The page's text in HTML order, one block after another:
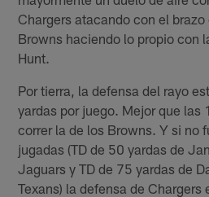
Chargers atacando con el brazo
Browns haciendo lo propio con
Hunt.
Por tierra, la defensa del rayo
yardas por juego. Mejor que
correr la de los Browns. Y si no
jugadas (TD de 50 yardas de
Jaguars y TD de 75 yardas de
Texans) la defensa de Chargers